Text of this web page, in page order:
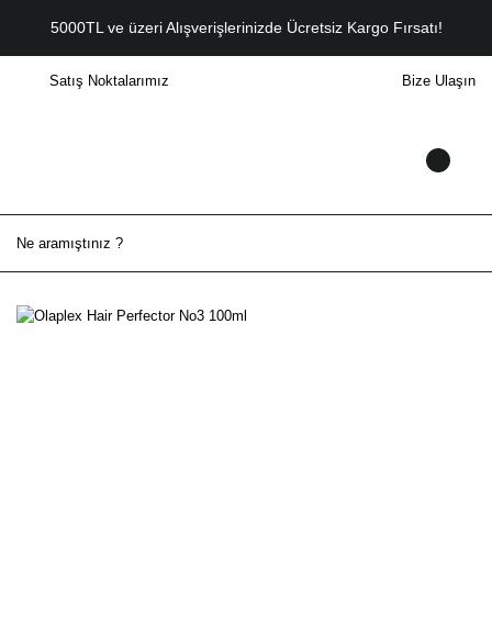
5000TL ve üzeri Alışverişlerinizde Ücretsiz Kargo Fırsatı!
Satış Noktalarımız Bize Ulaşın